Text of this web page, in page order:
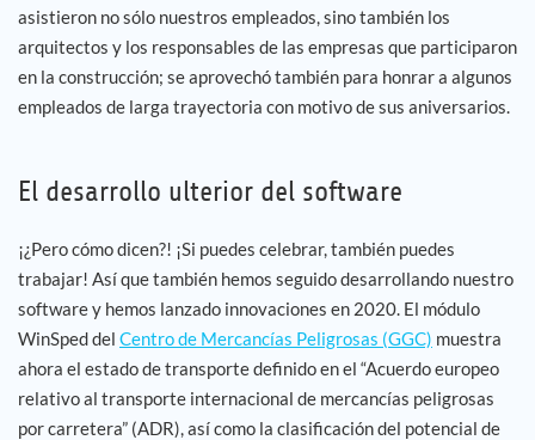
asistieron no sólo nuestros empleados, sino también los
arquitectos y los responsables de las empresas que participaron
en la construcción; se aprovechó también para honrar a algunos
empleados de larga trayectoria con motivo de sus aniversarios.
El desarrollo ulterior del software
¡¿Pero cómo dicen?! ¡Si puedes celebrar, también puedes
trabajar! Así que también hemos seguido desarrollando nuestro
software y hemos lanzado innovaciones en 2020. El módulo
WinSped del Centro de Mercancías Peligrosas (GGC) muestra
ahora el estado de transporte definido en el “Acuerdo europeo
relativo al transporte internacional de mercancías peligrosas
por carretera” (ADR), así como la clasificación del potencial de